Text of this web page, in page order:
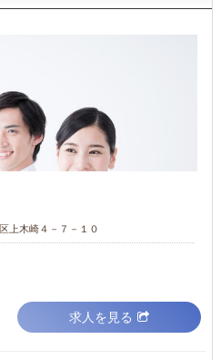
上木崎４－７－１０
求人を見る